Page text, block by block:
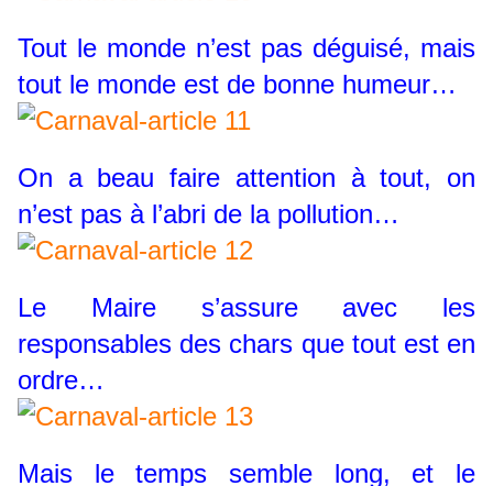
Tout le monde n’est pas déguisé, mais
tout le monde est de bonne humeur…
On a beau faire attention à tout, on
n’est pas à l’abri de la pollution…
Le Maire s’assure avec les
responsables des chars que tout est en
ordre…
Mais le temps semble long, et le